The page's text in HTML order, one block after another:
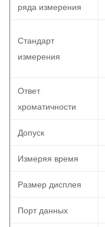
ряда измерения
Стандарт
измерения
Ответ
хроматичности
Допуск
Измеряя время
Размер дисплея
Порт данных